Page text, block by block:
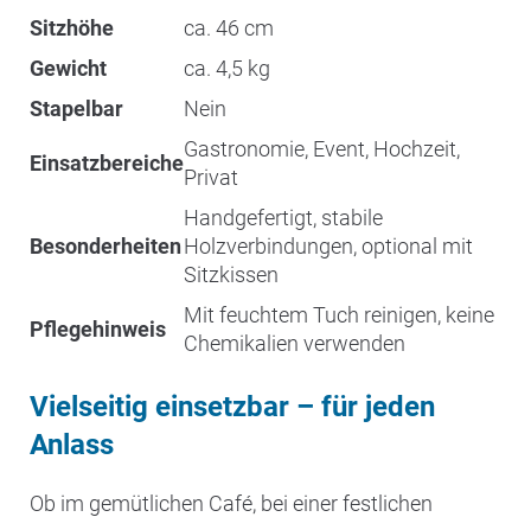
Sitzhöhe
ca. 46 cm
Gewicht
ca. 4,5 kg
Stapelbar
Nein
Einsatzbereiche
Gastronomie, Event, Hochzeit,
Privat
Besonderheiten
Handgefertigt, stabile
Holzverbindungen, optional mit
Sitzkissen
Pflegehinweis
Mit feuchtem Tuch reinigen, keine
Chemikalien verwenden
Vielseitig einsetzbar – für jeden
Anlass
Ob im gemütlichen Café, bei einer festlichen